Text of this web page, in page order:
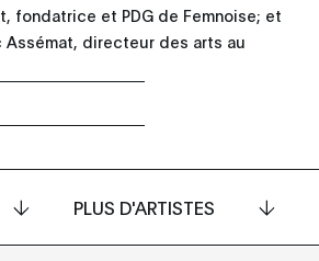
fondatrice et PDG de Femnoise; et
Assémat, directeur des arts au
PLUS D'ARTISTES